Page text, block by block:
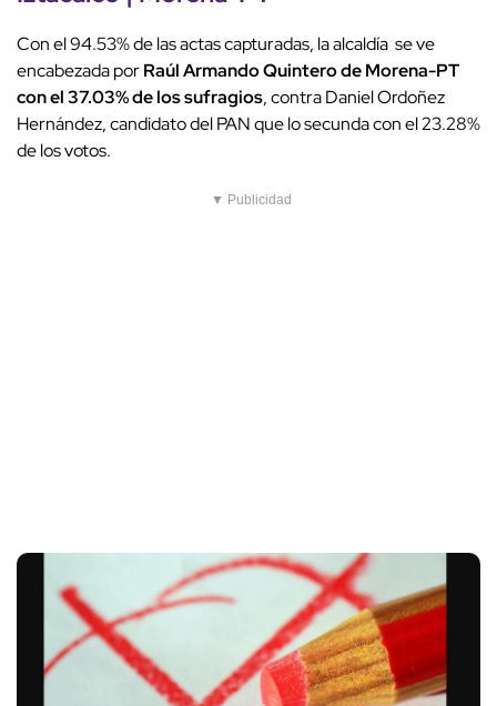
Con el 94.53% de las actas capturadas, la alcaldía se ve
encabezada porRaúl Armando Quintero de Morena-PT
con el 37.03% de los sufragios, contra Daniel Ordoñez
Hernández, candidato del PAN que lo secunda con el 23.28%
de los votos.
▼ Publicidad